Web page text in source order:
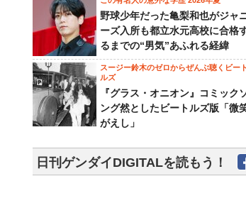
野球少年だった亀梨和也がジャ
ーズ入所も都立水元高校に合格
るまでの“男気”あふれる経緯
スージー鈴木のゼロからぜんぶ聴くビート
ルズ
『グラス・オニオン』コミック
ング然としたビートルズ版「微
がえし」
日刊ゲンダイDIGITALを読もう！